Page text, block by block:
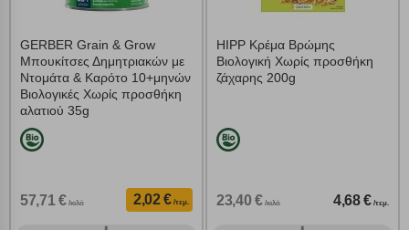
GERBER Grain & Grow
Μπουκίτσες Δημητριακών με
Ντομάτα & Καρότο 10+μηνών
Βιολογικές Χωρίς προσθήκη
αλατιού 35g
57,71 € /κιλό 2,02 € /τεμ.
HIPP Κρέμα Βρώμης
Βιολογική Χωρίς προσθήκη
ζάχαρης 200g
23,40 € /κιλό 4,68 € /τεμ.